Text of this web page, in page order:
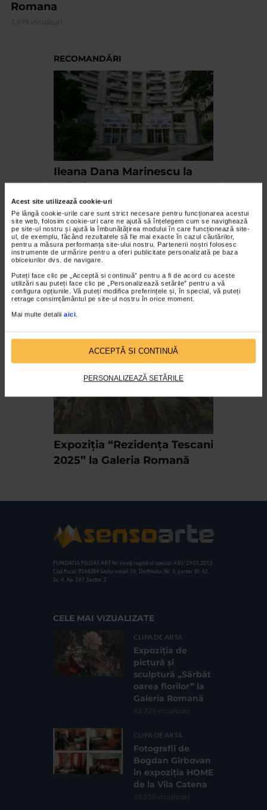
Acest site utilizează cookie-uri
Pe lângă cookie-urile care sunt strict necesare pentru funcționarea acestui
site web, folosim cookie-uri care ne ajută să înțelegem cum se navighează
pe site-ul nostru și ajută la îmbunătățirea modului în care funcționează site-
ul, de exemplu, făcând rezultatele să fie mai exacte în cazul căutărilor,
pentru a măsura performanța site-ului nostru. Partenerii noștri folosesc
instrumente de urmărire pentru a oferi publicitate personalizată pe baza
obiceiurilor dvs. de navigare.
Puteți face clic pe „Acceptă si continuă” pentru a fi de acord cu aceste
utilizări sau puteți face clic pe „Personalizează setările” pentru a vă
configura opțiunile. Vă puteți modifica preferințele și, în special, vă puteți
retrage consimțământul pe site-ul nostru în orice moment.
Mai multe detalii aici.
ACCEPTĂ SI CONTINUĂ
PERSONALIZEAZĂ SETĂRILE
Romana
1.978 vizualizari
RECOMANDĂRI
Ileana Dana Marinescu la
Galeria Senso
Expoziția “Rezidența Tescani
2025” la Galeria Romană
FUNDATIA FILDAS ART Nr inreg registrul special: 4 PJ/ 29.01.2013
Cod fiscal: 9164384 Sediu social: Str. Delfinului, Nr. 6, parter Bl. 42,
Sc. 4, Ap. 197, Sector 2
CELE MAI VIZUALIZATE
CLIPA DE ARTA
Expoziția de
pictură și
sculptură „Sărbăt
oarea florilor” la
Galeria Romană
62.729 vizualizari
CLIPA DE ARTA
Fotografii de
Bogdan Gîrbovan
în expoziția HOME
de la Vila Catena
16.210 vizualizari